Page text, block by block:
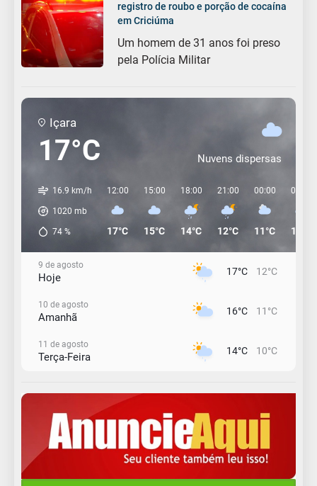
registro de roubo e porção de cocaína
em Criciúma
Um homem de 31 anos foi preso
pela Polícia Militar
Içara
17°C Nuvens dispersas
16.9 km/h
1020 mb
74 %
12:00
17°C
15:00
15°C
18:00
14°C
21:00
12°C
00:00
11°C
03:00
11°C
9 de agosto
Hoje 17°C 12°C
10 de agosto
Amanhã 16°C 11°C
11 de agosto
Terça-Feira 14°C 10°C
Quarta-Feira
13 de agosto
Quinta-Feira